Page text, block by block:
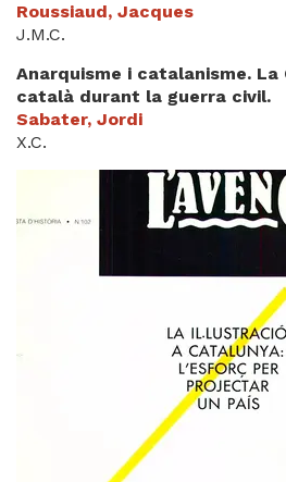
Roussiaud, Jacques
J.M.C.
Anarquisme i catalanisme.
català durant la guerra civil.
Sabater, Jordi
X.C.